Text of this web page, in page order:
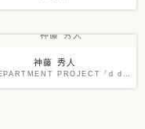
神藤 秀人
D&DEPARTMENT PROJECT『d design travel』編集長